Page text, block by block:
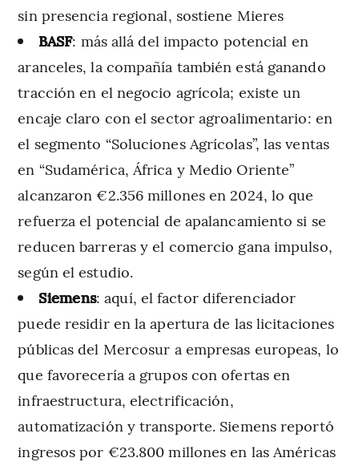
sin presencia regional, sostiene Mieres
BASF: más allá del impacto potencial en
aranceles, la compañía también está ganando
tracción en el negocio agrícola; existe un
encaje claro con el sector agroalimentario: en
el segmento “Soluciones Agrícolas”, las ventas
en “Sudamérica, África y Medio Oriente”
alcanzaron €2.356 millones en 2024, lo que
refuerza el potencial de apalancamiento si se
reducen barreras y el comercio gana impulso,
según el estudio.
Siemens: aquí, el factor diferenciador
puede residir en la apertura de las licitaciones
públicas del Mercosur a empresas europeas, lo
que favorecería a grupos con ofertas en
infraestructura, electrificación,
automatización y transporte. Siemens reportó
ingresos por €23.800 millones en las Américas